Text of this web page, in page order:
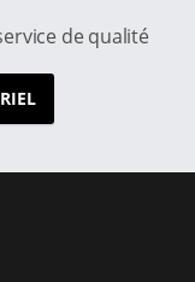
de qualité